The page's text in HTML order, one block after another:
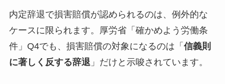
内定辞退で損害賠償が認められるのは、例外的な
ケースに限られます。厚労省「確かめよう労働条
件」Q4でも、損害賠償の対象になるのは「 信義則
に著しく反する辞退 」だけと示唆されています。